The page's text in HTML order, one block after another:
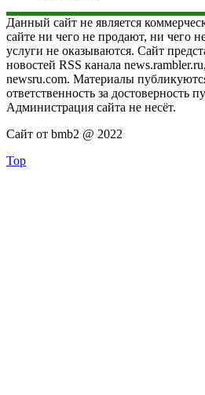
Данный сайт не является
сайте ни чего не продают, ни чего
услуги не оказываются. Сайт
новостей RSS канала
newsru.com. Материалы
ответственность за достоверность
Администрация сайта не несёт.
Сайт от bmb2 @ 2022
Top